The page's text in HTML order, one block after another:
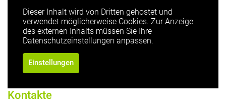
Dieser Inhalt wird von Dritten gehostet und
verwendet möglicherweise Cookies. Zur Anzeige
des externen Inhalts müssen Sie Ihre
Datenschutzeinstellungen anpassen.
Einstellungen
Kontakte